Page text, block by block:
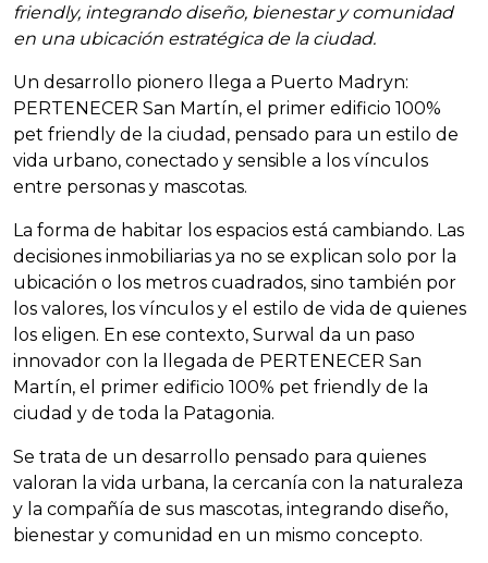
friendly, integrando diseño, bienestar y comunidad
en una ubicación estratégica de la ciudad.
Un desarrollo pionero llega a Puerto Madryn:
PERTENECER San Martín, el primer edificio 100%
pet friendly de la ciudad, pensado para un estilo de
vida urbano, conectado y sensible a los vínculos
entre personas y mascotas.
La forma de habitar los espacios está cambiando. Las
decisiones inmobiliarias ya no se explican solo por la
ubicación o los metros cuadrados, sino también por
los valores, los vínculos y el estilo de vida de quienes
los eligen. En ese contexto, Surwal da un paso
innovador con la llegada de PERTENECER San
Martín, el primer edificio 100% pet friendly de la
ciudad y de toda la Patagonia.
Se trata de un desarrollo pensado para quienes
valoran la vida urbana, la cercanía con la naturaleza
y la compañía de sus mascotas, integrando diseño,
bienestar y comunidad en un mismo concepto.